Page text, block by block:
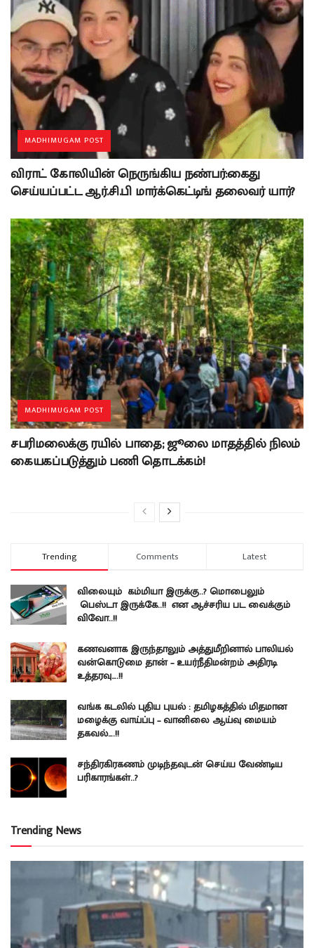
MADHIMUGAM POST
விராட் கோலியின் நெருங்கிய நண்பர்:கைது
செய்யப்பட்ட ஆர்.சி.பி மார்க்கெட்டிங் தலைவர் யார்?
MADHIMUGAM POST
சபரிமலைக்கு ரயில் பாதை; ஜூலை மாதத்தில் நிலம்
கையகப்படுத்தும் பணி தொடக்கம்!
Trending Comments Latest
விலையும் கம்மியா இருக்கு..? மொபைலும்
பெஸ்டா இருக்கே..!! என ஆச்சரிய பட வைக்கும்
விவோ..!!
கணவனாக இருந்தாலும் அத்துமீறினால் பாலியல்
வன்கொடுமை தான் – உயர்நீதிமன்றம் அதிரடி
உத்தரவு….!!
வங்க கடலில் புதிய புயல் : தமிழகத்தில் மிதமான
மழைக்கு வாய்ப்பு – வானிலை ஆய்வு மையம்
தகவல்….!!
சந்திரகிரகணம் முடிந்தவுடன் செய்ய வேண்டிய
பரிகாரங்கள்..?
Trending News